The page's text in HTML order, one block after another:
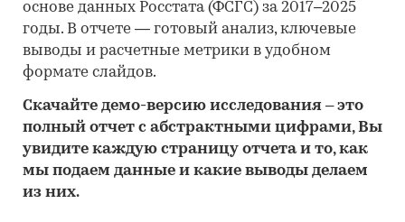
основе данных Росстата (ФСГС) за 2017–2025
годы. В отчете — готовый анализ, ключевые
выводы и расчетные метрики в удобном
формате слайдов.
Скачайте демо-версию исследования – это
полный отчет с абстрактными цифрами, Вы
увидите каждую страницу отчета и то,как
мы подаем данные и какие выводы делаем
из них.